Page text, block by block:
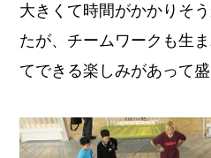
大きくて時間がかかりそ
たが、チームワークも生
てできる楽しみがあって